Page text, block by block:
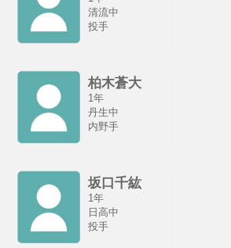
清流中
投手
柏木蒼大
1年
丹生中
内野手
坂口千紘
1年
日高中
投手